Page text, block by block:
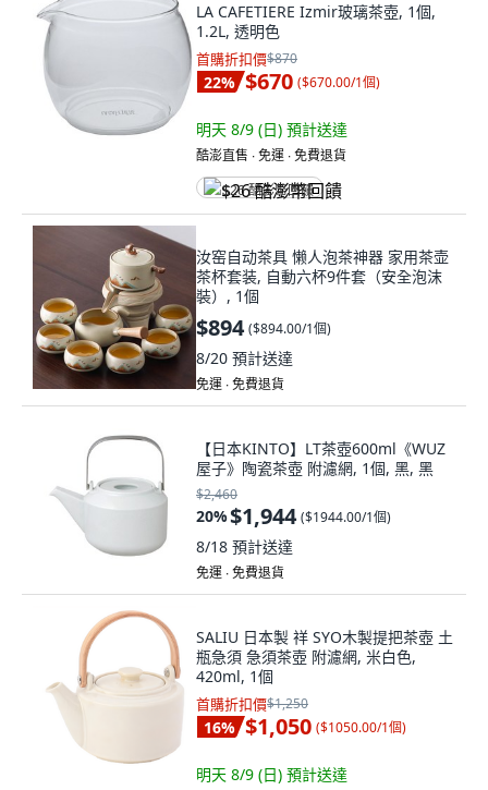
LA CAFETIERE Izmir玻璃茶壺, 1個,
1.2L, 透明色
首購折扣價$870
22% $670 ($670.00/1個)
明天 8/9 (日) 預計送達
酷澎直售 ∙ 免運 ∙ 免費退貨
$26 酷澎幣回饋
汝窑自动茶具 懒人泡茶神器 家用茶壶
茶杯套装, 自動六杯9件套（安全泡沫
裝）, 1個
$894 ($894.00/1個)
8/20 預計送達
免運 ∙ 免費退貨
【日本KINTO】LT茶壺600ml《WUZ
屋子》陶瓷茶壺 附濾網, 1個, 黑, 黑
$2,460
20%$1,944 ($1944.00/1個)
8/18 預計送達
免運 ∙ 免費退貨
SALIU 日本製 祥 SYO木製提把茶壺 土
瓶急須 急須茶壺 附濾網, 米白色,
420ml, 1個
首購折扣價$1,250
16% $1,050 ($1050.00/1個)
明天 8/9 (日) 預計送達